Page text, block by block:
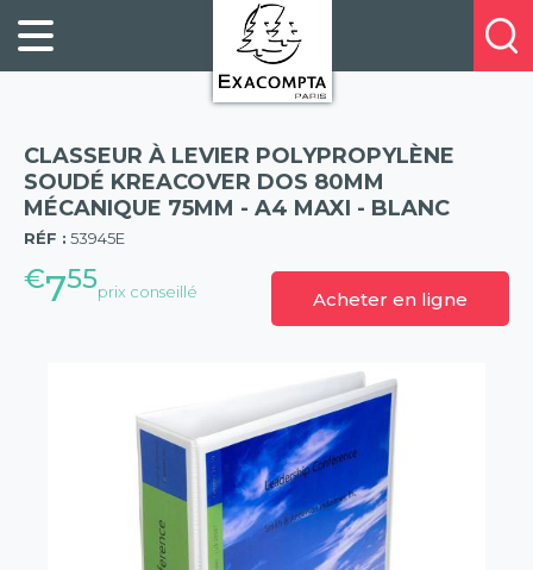
FILING
ORGANISATION
PRESENTATION
BUSINESS
BOOKS
&
PADS
HOSPITALITY
À
PROPOS
NOS
E-
CATALOGUES
POINTS
DE
VENTE
Profitez
de
réduction
sur
la
nouvelle
gamme
CLASSEUR À LEVIER POLYPROPYLÈNE
SOUDÉ KREACOVER DOS 80MM
MÉCANIQUE 75MM - A4 MAXI - BLANC
RÉF : 53945E
€755prix conseillé Acheter en ligne
(57)
Panneau de gestion des cookies